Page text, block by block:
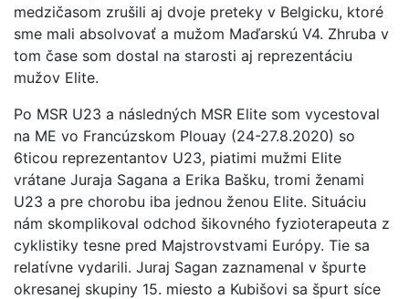
medzičasom zrušili aj dvoje preteky v Belgicku, ktoré
sme mali absolvovať a mužom Maďarskú V4. Zhruba v
tom čase som dostal na starosti aj reprezentáciu
mužov Elite.
Po MSR U23 a následných MSR Elite som vycestoval
na ME vo Francúzskom Plouay (24-27.8.2020) so
6ticou reprezentantov U23, piatimi mužmi Elite
vrátane Juraja Sagana a Erika Bašku, tromi ženami
U23 a pre chorobu iba jednou ženou Elite. Situáciu
nám skomplikoval odchod šikovného fyzioterapeuta z
cyklistiky tesne pred Majstrovstvami Európy. Tie sa
relatívne vydarili. Juraj Sagan zaznamenal v špurte
okresanej skupiny 15. miesto a Kubišovi sa špurt síce